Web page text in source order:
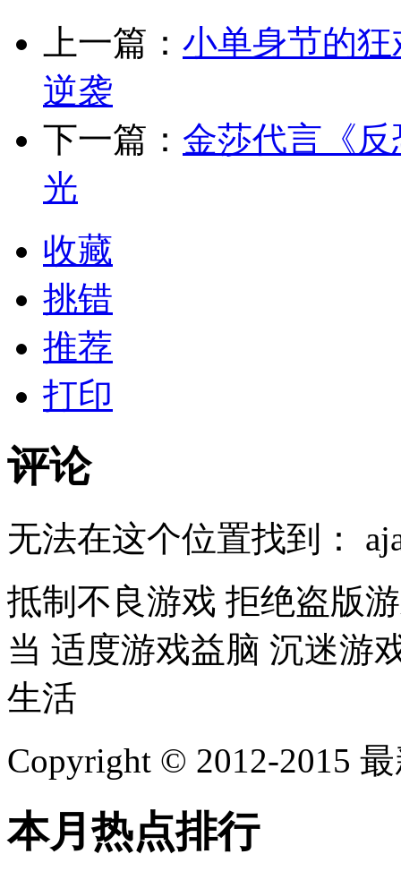
上一篇： 小单身节的
逆袭
下一篇： 金莎代言《
光
收藏
挑错
推荐
打印
评论
无法在这个位置找到：
抵制不良游戏 拒绝盗版
当 适度游戏益脑 沉迷游
生活
Copyright © 2012-2015
本月热点排行